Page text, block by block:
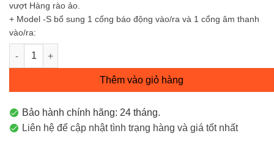
vượt Hàng rào ảo.
+ Model -S bổ sung 1 cổng báo động vào/ra và 1 cổng âm thanh
vào/ra:
Camera IP Dome ( bán cầu) hồng ngoại 2 MP DS-2CD2720F-IS
Thêm vào giỏ hàng
Bảo hành chính hãng: 24 tháng.
Liên hệ để cập nhật tình trạng hàng và giá tốt nhất